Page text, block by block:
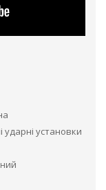
ударні установки